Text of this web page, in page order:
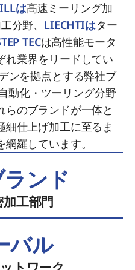
は高速ミーリング加
分野、 LIECHTIはター
TECは高性能モータ
れ業界をリードしてい
ンを拠点とする弊社ブ
動化・ツーリング分野
らのブランドが一体と
仕上げ加工に至るま
羅しています。
ンド
工部門
バル